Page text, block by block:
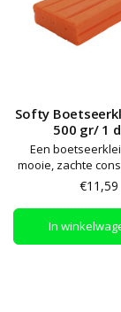
Softy
500 gr/ 1
Een
mooie, zachte
niet uitdroogt of
kleuren zijn
mengbaar.
bewerken en te
voor kleine
€11,59
In